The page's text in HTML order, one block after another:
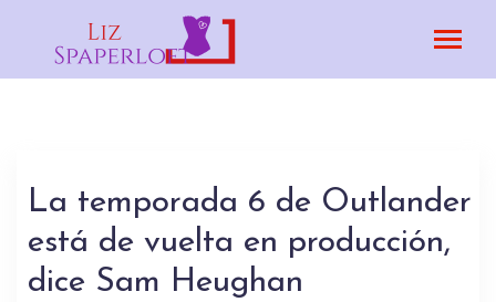
La temporada 6 de Outlander
está de vuelta en producción,
dice Sam Heughan